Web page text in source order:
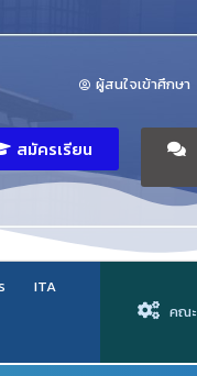
ผู้สนใจเข้าศึกษา
สมัครเรียน
ITA
คณะ